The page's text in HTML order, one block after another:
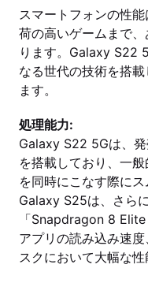
スマートフォンの性
荷の高いゲームまで
ります。Galaxy S22
なる世代の技術を搭
ます。
処理能力:
Galaxy S22 5Gは、
を搭載しており、一
を同時にこなす際にス
Galaxy S25は、さら
「Snapdragon 8
アプリの読み込み速
スクにおいて大幅な性